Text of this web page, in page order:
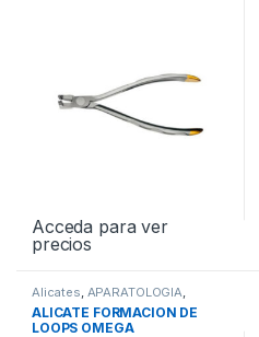
Acceda para ver
precios
Alicates, APARATOLOGIA,
Instrumental
ALICATE FORMACION DE
LOOPS OMEGA